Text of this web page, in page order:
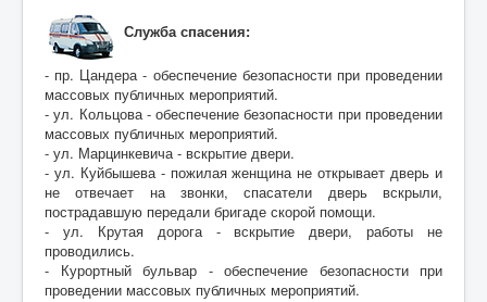
Служба спасения:
- пр. Цандера - обеспечение безопасности при проведении
массовых публичных мероприятий.
- ул. Кольцова - обеспечение безопасности при проведении
массовых публичных мероприятий.
- ул. Марцинкевича - вскрытие двери.
- ул. Куйбышева - пожилая женщина не открывает дверь и
не отвечает на звонки, спасатели дверь вскрыли,
пострадавшую передали бригаде скорой помощи.
- ул. Крутая дорога - вскрытие двери, работы не
проводились.
- Курортный бульвар - обеспечение безопасности при
проведении массовых публичных мероприятий.